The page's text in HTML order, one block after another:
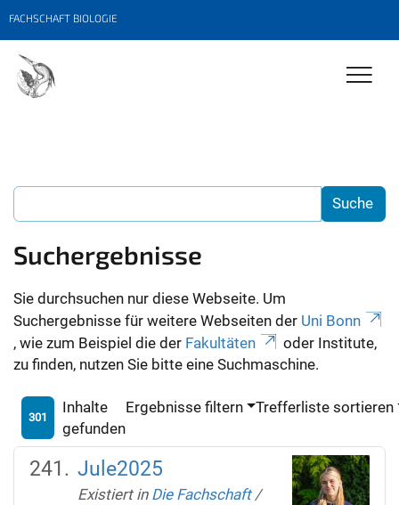
FACHSCHAFT BIOLOGIE
Suchergebnisse
Sie durchsuchen nur diese Webseite. Um
Suchergebnisse für weitere Webseiten der Uni Bonn
, wie zum Beispiel die der Fakultäten
oder Institute,
zu finden, nutzen Sie bitte eine Suchmaschine.
301
Inhalte
gefunden
Ergebnisse filtern Trefferliste sortieren
Jule2025
Existiert in Die Fachschaft /